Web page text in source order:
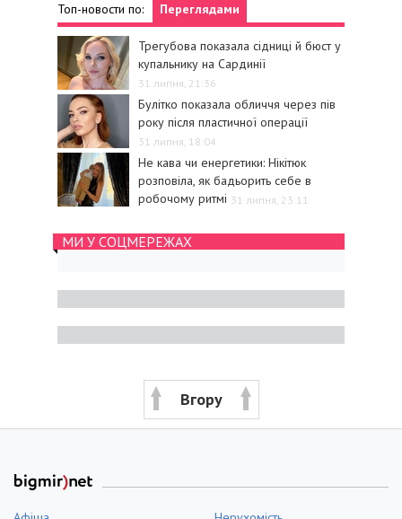
Топ-новости по: Переглядами
Трегубова показала сідниці й бюст у
купальнику на Сардинії
31 липня, 21:36
Булітко показала обличчя через пів
року після пластичної операції
31 липня, 18:04
Не кава чи енергетики: Нікітюк
розповіла, як бадьорить себе в
робочому ритмі 31 липня, 23:11
МИ У СОЦМЕРЕЖАХ
Вгору